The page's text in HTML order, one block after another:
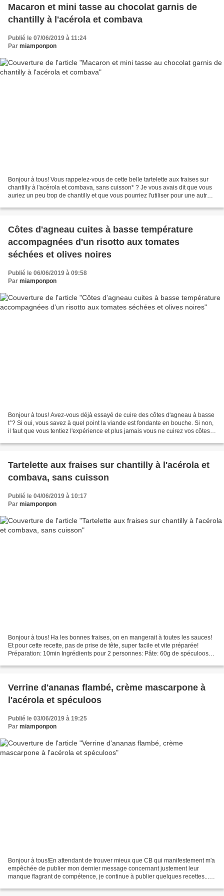
Macaron et mini tasse au chocolat garnis de
chantilly à l'acérola et combava
Publié le 07/06/2019 à 11:24
Par miamponpon
Bonjour à tous! Vous rappelez-vous de cette belle tartelette aux fraises sur
chantilly à l'acérola et combava, sans cuisson* ? Je vous avais dit que vous
auriez un peu trop de chantilly et que vous pourriez l'utiliser pour une autre
Côtes d'agneau cuites à basse température
accompagnées d'un risotto aux tomates
séchées et olives noires
Publié le 06/06/2019 à 09:58
Par miamponpon
Bonjour à tous! Avez-vous déjà essayé de cuire des côtes d'agneau à basse
t°? Si oui, vous savez à quel point la viande est fondante en bouche. Si non,
il faut que vous tentiez l'expérience et plus jamais vous ne cuirez vos côtes à
Tartelette aux fraises sur chantilly à l'acérola et
combava, sans cuisson
Publié le 04/06/2019 à 10:17
Par miamponpon
Bonjour à tous! Ha les bonnes fraises, on en mangerait à toutes les sauces!
Et pour cette recette, pas de prise de tête, super facile et vite préparée!
Préparation: 10min Ingrédients pour 2 personnes: Pâte: 60g de spéculoos
Verrine d'ananas flambé, crème mascarpone à
l'acérola et spéculoos
Publié le 03/06/2019 à 19:25
Par miamponpon
Bonjour à tous!En attendant de trouver mieux que CB qui manifestement m'a
empêchée de publier mon dernier message concernant justement leur
manque flagrant de compétence, je continue à publier quelques recettes...